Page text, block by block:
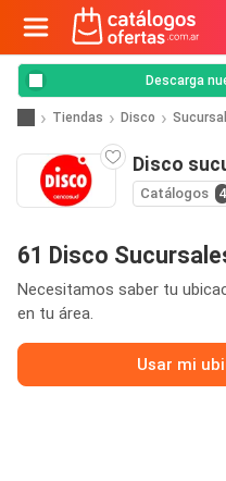
Descarga
Tiendas Disco
Disco
Catálogos 4
61 Disco
Necesitamos saber tu
en tu área.
Usar mi